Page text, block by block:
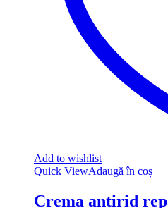
Add to wishlist
Quick ViewAdaugă în coș
Crema antirid